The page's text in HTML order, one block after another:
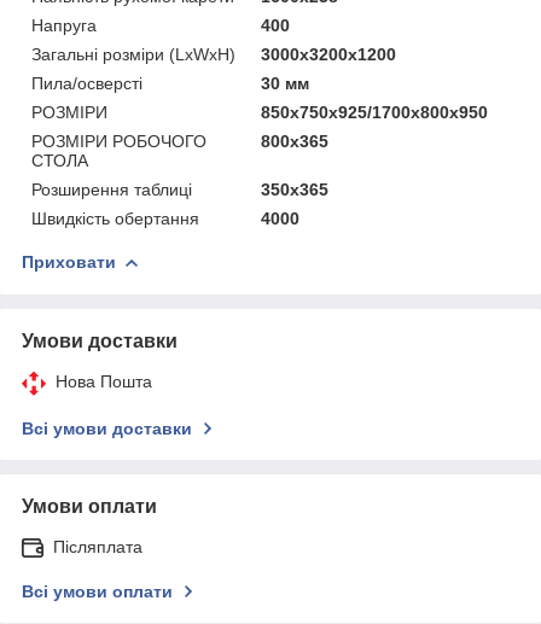
Напруга
400
Загальні розміри (LxWxH)
3000x3200x1200
Пила/осверсті
30 мм
РОЗМІРИ
850x750x925/1700x800x950
РОЗМІРИ РОБОЧОГО
СТОЛА
800x365
Розширення таблиці
350x365
Швидкість обертання
4000
Приховати
Умови доставки
Нова Пошта
Всі умови доставки
Умови оплати
Післяплата
Всі умови оплати